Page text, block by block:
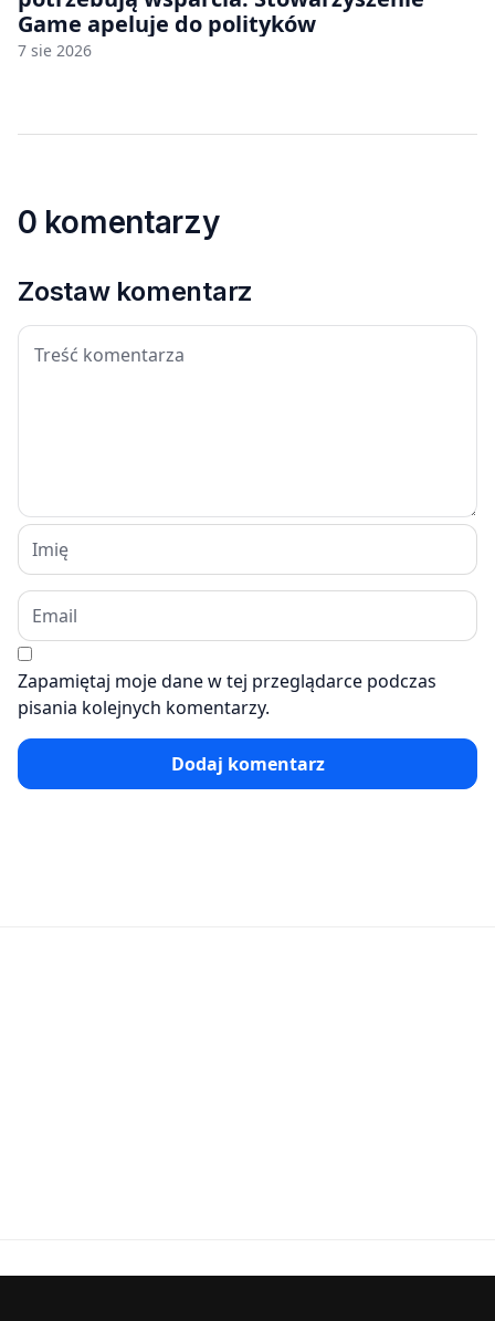
Game apeluje do polityków
7 sie 2026
0 komentarzy
Zostaw komentarz
Zapamiętaj moje dane w tej przeglądarce podczas
pisania kolejnych komentarzy.
Dodaj komentarz